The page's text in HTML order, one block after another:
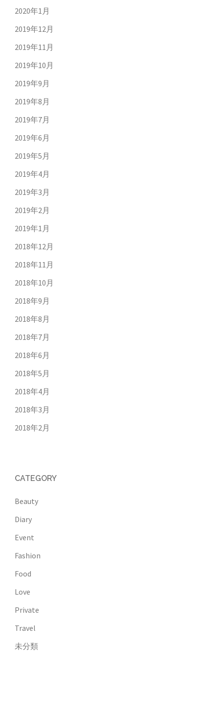
2020年1月
2019年12月
2019年11月
2019年10月
2019年9月
2019年8月
2019年7月
2019年6月
2019年5月
2019年4月
2019年3月
2019年2月
2019年1月
2018年12月
2018年11月
2018年10月
2018年9月
2018年8月
2018年7月
2018年6月
2018年5月
2018年4月
2018年3月
2018年2月
CATEGORY
Beauty
Diary
Event
Fashion
Food
Love
Private
Travel
未分類